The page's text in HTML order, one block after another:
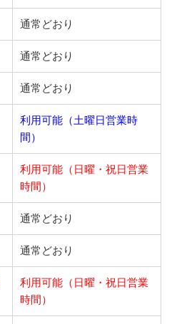
通常どおり
通常どおり
通常どおり
利用可能（土曜日営業時
間）
利用可能（日曜・祝日営業
時間）
通常どおり
通常どおり
利用可能（日曜・祝日営業
時間）